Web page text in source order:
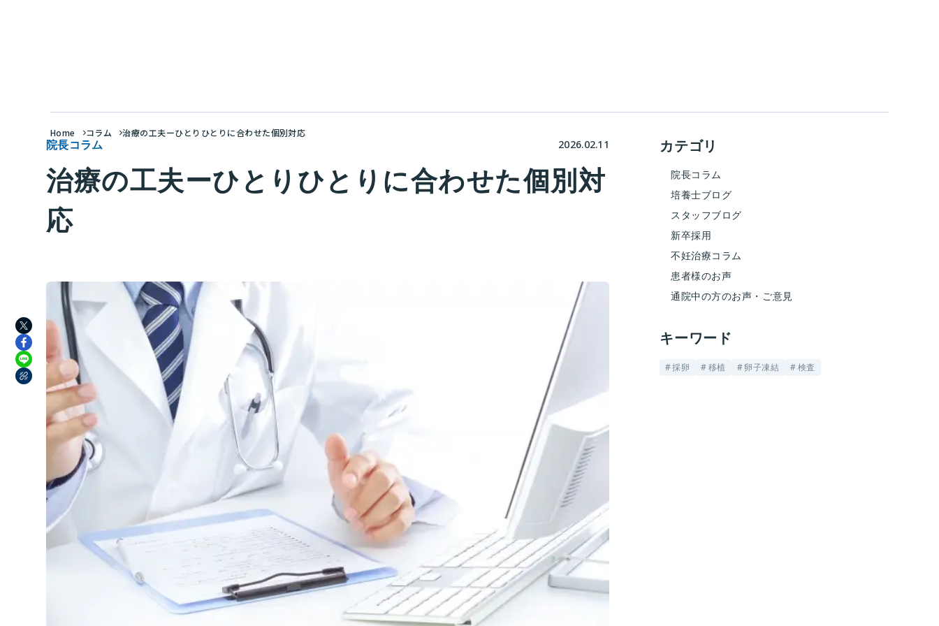
Home コラム 治療の工夫ーひとりひとりに合わせた個別対応
院長コラム 2026.02.11
治療の工夫ーひとりひとりに合わせた個別対
応
カテゴリ
院長コラム
培養士ブログ
スタッフブログ
新卒採用
不妊治療コラム
患者様のお声
通院中の方のお声・ご意見
キーワード
採卵 移植 卵子凍結 検査